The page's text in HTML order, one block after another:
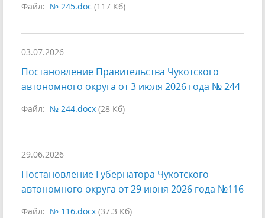
Файл: № 245.doc (117 Кб)
03.07.2026
Постановление Правительства Чукотского
автономного округа от 3 июля 2026 года № 244
Файл: № 244.docx (28 Кб)
29.06.2026
Постановление Губернатора Чукотского
автономного округа от 29 июня 2026 года №116
Файл: № 116.docx (37.3 Кб)